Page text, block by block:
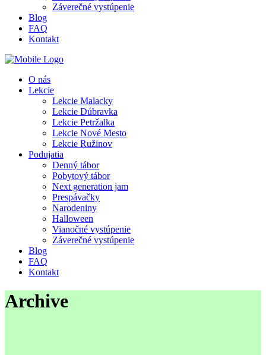
Záverečné vystúpenie
Blog
FAQ
Kontakt
O nás
Lekcie
Lekcie Malacky
Lekcie Dúbravka
Lekcie Petržalka
Lekcie Nové Mesto
Lekcie Ružinov
Podujatia
Denný tábor
Pobytový tábor
Next generation jam
Prespávačky
Narodeniny
Halloween
Vianočné vystúpenie
Záverečné vystúpenie
Blog
FAQ
Kontakt
Archive